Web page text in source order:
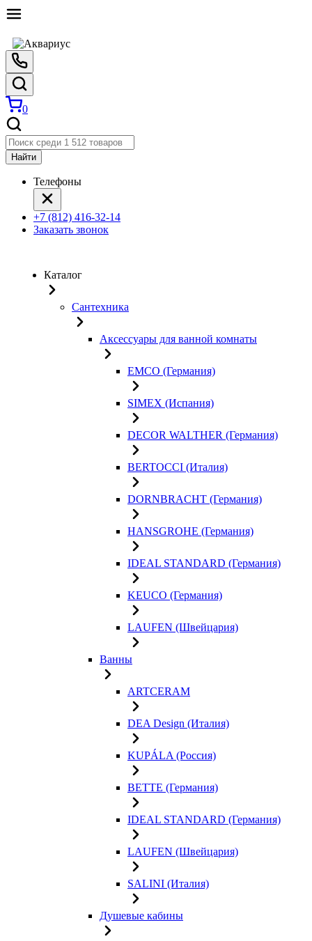
0
Найти
Телефоны
+7 (812) 416-32-14
Заказать звонок
Каталог
Сантехника
Аксессуары для ванной комнаты
EMCO (Германия)
SIMEX (Испания)
DECOR WALTHER (Германия)
BERTOCCI (Италия)
DORNBRACHT (Германия)
HANSGROHE (Германия)
IDEAL STANDARD (Германия)
KEUCO (Германия)
LAUFEN (Швейцария)
Ванны
ARTCERAM
DEA Design (Италия)
KUPÁLA (Россия)
BETTE (Германия)
IDEAL STANDARD (Германия)
LAUFEN (Швейцария)
SALINI (Италия)
Душевые кабины